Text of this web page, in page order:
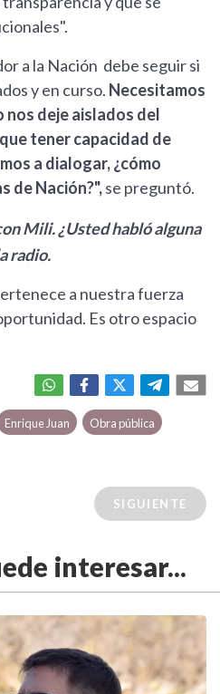
a la Nación debe seguir si
y en curso. Necesitamos
nos deje aislados del
tener capacidad de
a dialogar, ¿cómo
de Nación?",se preguntó.
Mili. ¿Usted habló alguna
radio.
a nuestra fuerza
Es otro espacio
Enrique Juan Obra pública
SIGUIENTE
interesar...